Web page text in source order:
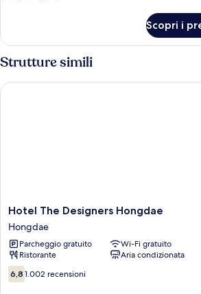
Superior
Twin
Scopri i
Strutture simili
Hotel
The
Designers
Hongdae
Hongdae
Hotel The Designers Hongdae
Hongdae
Parcheggio gratuito
Wi-Fi gratuito
Ristorante
Aria condizionata
6.8
su
6,8 1.002 recensioni
Hotel The Designers Hongdae